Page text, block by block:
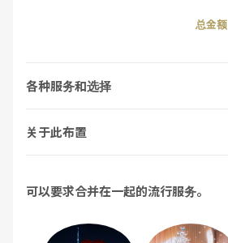
总金额
各种服务和选择
关于此布置
可以要求合并在一起的流行服务。